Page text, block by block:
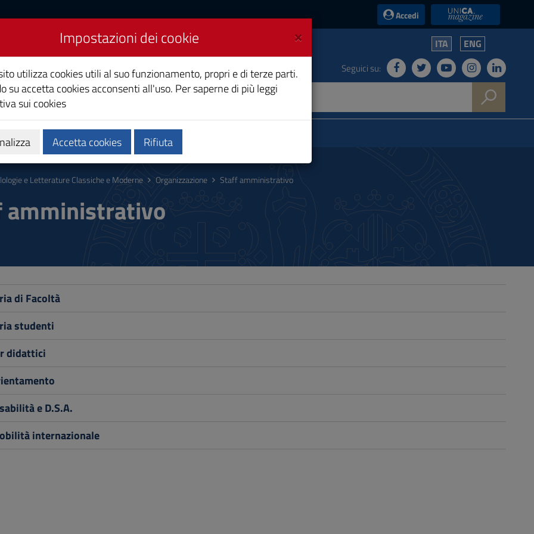
Accedi UniCA News
Classiche e ITA ENG
Seguici su:
Calendari e orari Qualità e miglioramento
e Letterature Classiche e Moderne Organizzazione Staff amministrativo
amministrativo
di Facoltà
studenti
didattici
e D.S.A.
internazionale
×
Impostazioni dei cookie
utilizza cookies utili al suo funzionamento, propri e di terze parti.
su accetta cookies acconsenti all'uso. Per saperne di più leggi
sui cookies
Accetta cookies Rifiuta